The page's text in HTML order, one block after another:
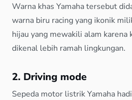
Warna khas Yamaha tersebut
warna biru racing yang ikonik
hijau yang mewakili alam karena
dikenal lebih ramah lingkungan.
2. Driving mode
Sepeda motor listrik Yamaha